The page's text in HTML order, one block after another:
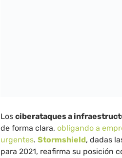
Losciberataques a
de forma clara,obligando a
urgentes.Stormshield, dadas
para 2021, reafirma su posición